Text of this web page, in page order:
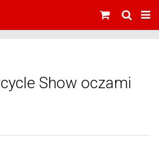
Show oczami